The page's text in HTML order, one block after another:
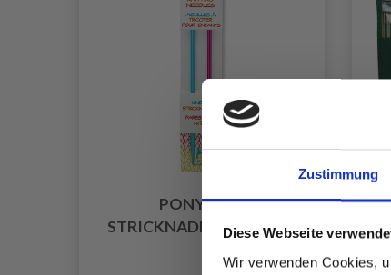
Zustimmung
Diese Webseite
Wir verwenden Cookies,
PONY KIDS
STRICKNADELSET, 18 CM